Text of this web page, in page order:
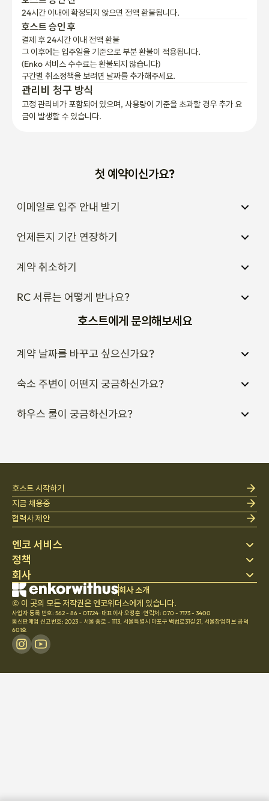
경찰 인계 및 신고 조치
• 본인 물건이 아닌 경우 로비에 분실물함에 넣어 주인에게 돌아갈
수 있도록 협조해주시면 감사하겠습니다.
• 공용공간에서 분실 등 개인 부주의로 인한 분실시 책임은 개인에
게 있습니다.
6. 도어락 배터리 관리 🪫
• 객실 도어락 건전지가 수명이 다해갈 때 소리가 나니, 바로 교체해
해주세요.
• 배달기사 내부 절대 출입 불가
8. 분리수거 ♻️
영등포역 1호선과 도보 2분거리 입니다
24시간 이내에 확정되지 않으면 전액 환불됩니다.
호스트 승인 후
결제 후 24시간 이내 전액 환불
그 이후에는 입주일을 기준으로 부분 환불이 적용됩니다.
(Enko 서비스 수수료는 환불되지 않습니다)
구간별 취소정책을 보려면 날짜를 추가해주세요.
관리비 청구 방식
고정 관리비가 포함되어 있으며, 사용량이 기준을 초과할 경우 추가 요
금이 발생할 수 있습니다.
첫 예약이신가요?
이메일로 입주 안내 받기
언제든지 기간 연장하기
계약 취소하기
RC 서류는 어떻게 받나요?
호스트에게 문의해보세요
계약 날짜를 바꾸고 싶으신가요?
숙소 주변이 어떤지 궁금하신가요?
하우스 룰이 궁금하신가요?
엔코 서비스
스테이 찾기
베딩
블로그
헬프 센터
정책
개인정보 처리방침
이용약관
취소 및 환불정책
회사
회사 소개
채용
팀문화
호스트 시작하기
지금 채용중
협력사 제안
회사 소개
© 이 곳의 모든 저작권은 엔코위더스에게 있습니다.
사업자 등록 번호: 562 - 86 - 01724·대표이사 오정훈 ·연락처: 070 - 7173 - 3400
통신판매업 신고번호: 2023 - 서울 종로 - 1113, 서울특별시 마포구 백범로31길 21, 서울창업허브 공덕
601호